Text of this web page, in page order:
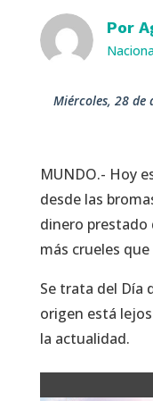
Por
miércoles, 28
MUNDO.- Hoy
desde las
dinero prestado
más crueles
Se trata del Día
origen está
la actualidad.